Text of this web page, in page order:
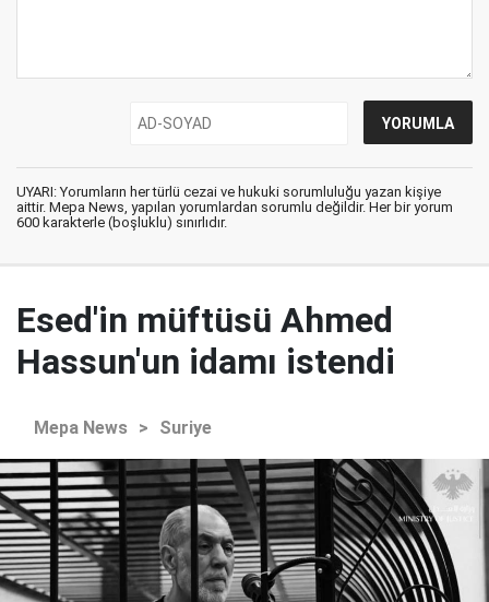
UYARI: Yorumların her türlü cezai ve hukuki sorumluluğu yazan kişiye
aittir. Mepa News, yapılan yorumlardan sorumlu değildir. Her bir yorum
600 karakterle (boşluklu) sınırlıdır.
Esed'in müftüsü Ahmed
Hassun'un idamı istendi
Mepa News > Suriye